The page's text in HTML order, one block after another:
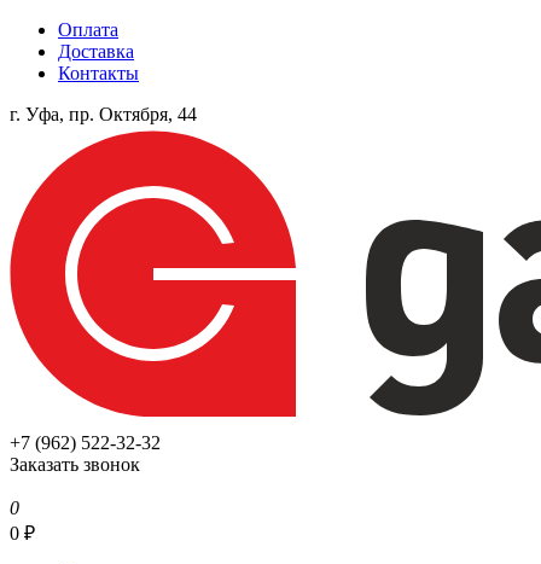
Оплата
Доставка
Контакты
г. Уфа, пр. Октября, 44
+7 (962) 522-32-32
Заказать звонок
0
0 ₽